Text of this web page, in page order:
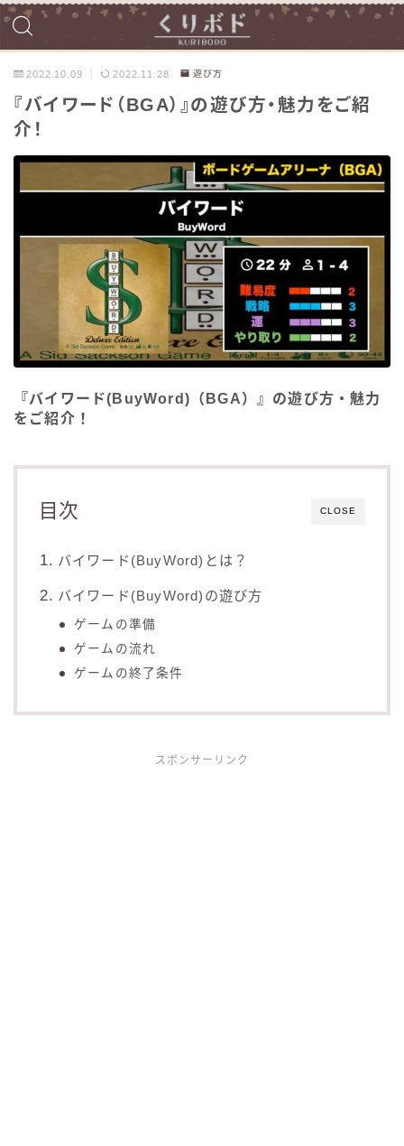
2022.10.09 2022.11.28 遊び方
『バイワード（BGA）』の遊び方・魅力をご紹
介！
『バイワード(BuyWord)（BGA）』の遊び方・魅力
をご紹介！
CLOSE
目次
バイワード(BuyWord)とは？
バイワード(BuyWord)の遊び方
ゲームの準備
ゲームの流れ
ゲームの終了条件
スポンサーリンク